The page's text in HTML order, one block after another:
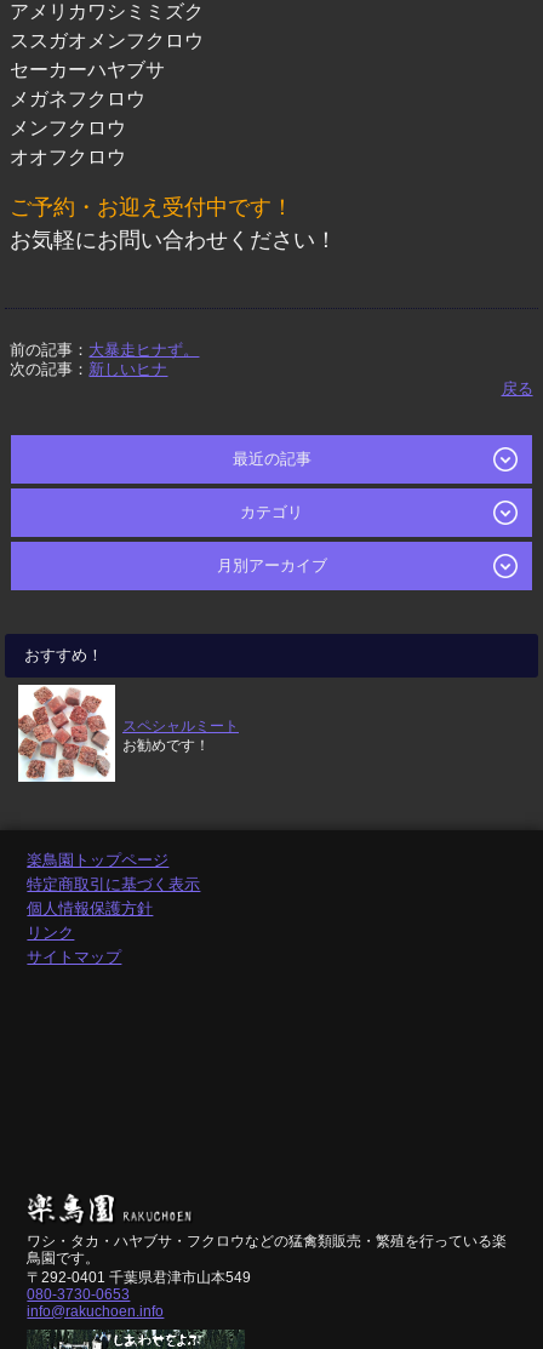
アメリカワシミミズク
ススガオメンフクロウ
セーカーハヤブサ
メガネフクロウ
メンフクロウ
オオフクロウ
ご予約・お迎え受付中です！
お気軽にお問い合わせください！
前の記事： 大暴走ヒナず。
次の記事： 新しいヒナ
戻る
最近の記事
カテゴリ
月別アーカイブ
おすすめ！
スペシャルミート
お勧めです！
楽鳥園トップページ
特定商取引に基づく表示
個人情報保護方針
リンク
サイトマップ
ワシ・タカ・ハヤブサ・フクロウなどの猛禽類販売・繁殖を行っている楽
鳥園です。
〒292-0401 千葉県君津市山本549
080-3730-0653
info@rakuchoen.info